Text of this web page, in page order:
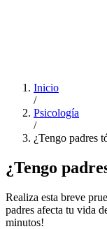
Inicio
/
Psicología
/
¿Tengo padres
¿Tengo
Realiza esta breve
padres afecta tu vida
minutos!